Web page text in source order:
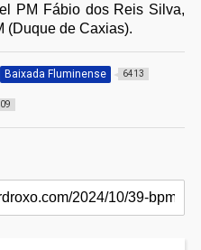
PM Fábio dos Reis Silva,
(Duque de Caxias).
Baixada Fluminense 6413